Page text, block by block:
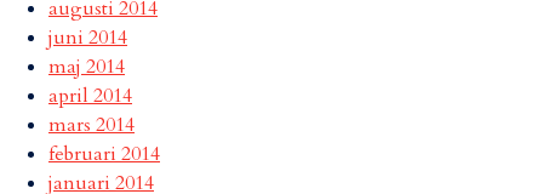
augusti 2014
juni 2014
maj 2014
april 2014
mars 2014
februari 2014
januari 2014